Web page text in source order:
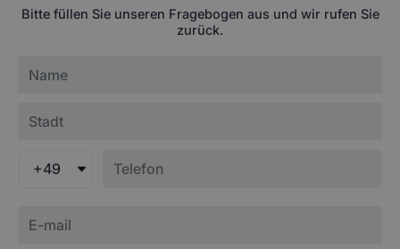
Bitte füllen Sie unseren Fragebogen aus und wir rufen Sie
zurück.
+49